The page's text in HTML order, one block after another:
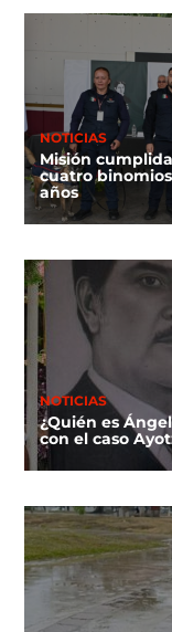
NOTICIAS
Misión
cuatro
años
NOTICIAS
¿Quién es
con el caso